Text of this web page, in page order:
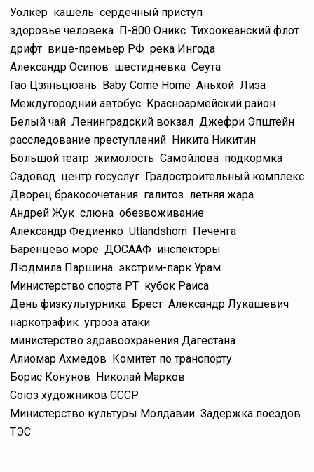
Уолкер кашель сердечный приступ
здоровье человека П-800 Оникс Тихоокеанский флот
дрифт вице-премьер РФ река Ингода
Александр Осипов шестидневка Сеута
Гао Цзяньцюань Baby Come Home Аньхой Лиза
Междугородний автобус Красноармейский район
Белый чай Ленинградский вокзал Джефри Эпштейн
расследование преступлений Никита Никитин
Большой театр жимолость Самойлова подкормка
Садовод центр госуслуг Градостроительный комплекс
Дворец бракосочетания галитоз летняя жара
Андрей Жук слюна обезвоживание
Александр Федиенко Utlandshörn Печенга
Баренцево море ДОСААФ инспекторы
Людмила Паршина экстрим-парк Урам
Министерство спорта РТ кубок Раиса
День физкультурника Брест Александр Лукашевич
наркотрафик угроза атаки
министерство здравоохранения Дагестана
Алиомар Ахмедов Комитет по транспорту
Борис Конунов Николай Марков
Союз художников СССР
Министерство культуры Молдавии Задержка поездов
ТЭС